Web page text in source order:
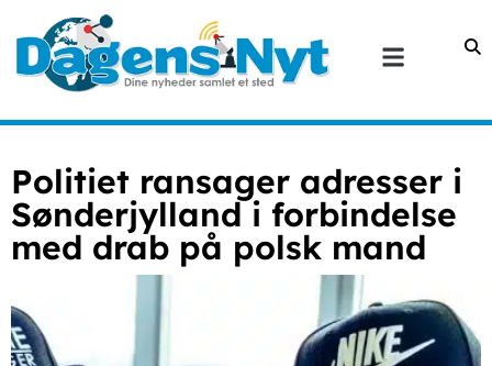
Politiet ransager adresser i
Sønderjylland i forbindelse
med drab på polsk mand